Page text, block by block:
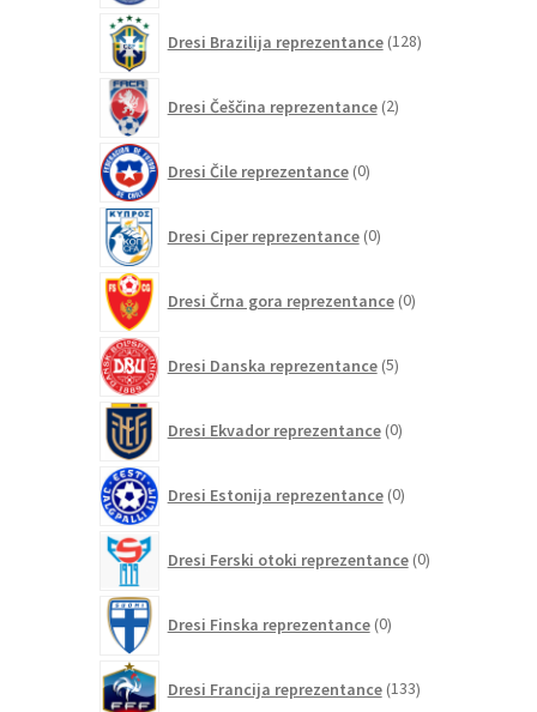
Dresi Brazilija reprezentance 128izdelkov
Dresi Češčina reprezentance 2izdelka
Dresi Čile reprezentance 0izdelkov
Dresi Ciper reprezentance 0izdelkov
Dresi Črna gora reprezentance 0izdelkov
Dresi Danska reprezentance 5izdelkov
Dresi Ekvador reprezentance 0izdelkov
Dresi Estonija reprezentance 0izdelkov
Dresi Ferski otoki reprezentance 0izdelkov
Dresi Finska reprezentance 0izdelkov
Dresi Francija reprezentance 133izdelkov